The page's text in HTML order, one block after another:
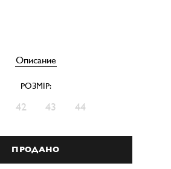
Описание
РОЗМІР:
42 43 44
ПРОДАНО